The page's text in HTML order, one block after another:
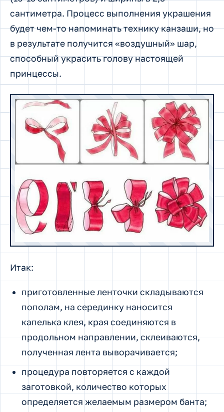
сантиметра. Процесс выполнения украшения
будет чем-то напоминать технику канзаши, но
в результате получится «воздушный» шар,
способный украсить голову настоящей
принцессы.
Итак:
приготовленные ленточки складываются
пополам, на серединку наносится
капелька клея, края соединяются в
продольном направлении, склеиваются,
полученная лента выворачивается;
процедура повторяется с каждой
заготовкой, количество которых
определяется желаемым размером банта;